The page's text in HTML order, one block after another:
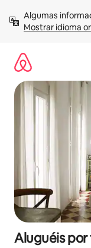
para
Mostrar idioma
Aluguéis